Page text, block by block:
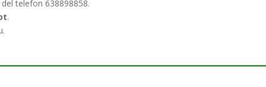
telefon 638898858.
.